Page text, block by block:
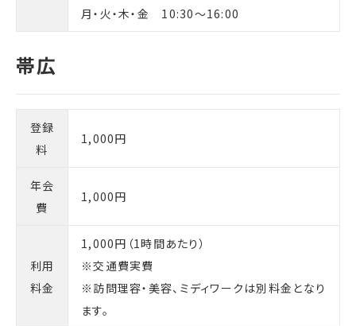
月・火・木・金 10:30～16:00
登録
料
1,000円
年会
費
1,000円
利用
料金
1,000円（1時間あたり）
※交通費実費
※訪問理容・美容、ミディワークは別料金となり
ます。